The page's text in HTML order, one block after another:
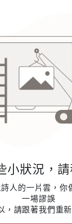
小狀況，請
人的一片雲，你
一場謬誤
，請跟著我們重